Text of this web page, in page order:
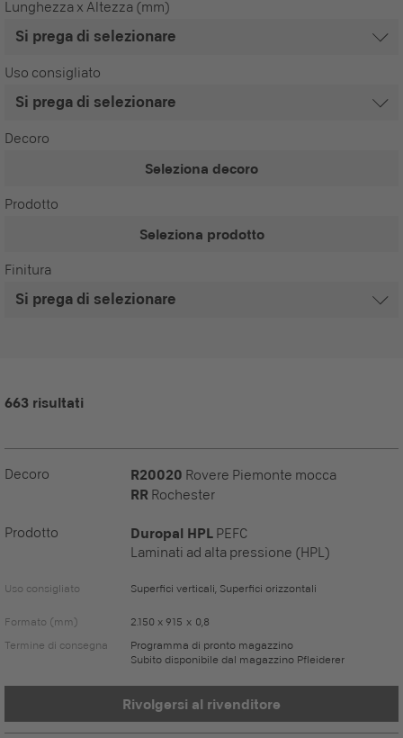
Lunghezza x Altezza (mm)
Uso consigliato
Decoro
Seleziona decoro
Prodotto
Seleziona prodotto
Finitura
663 risultati
Decoro R20020 Rovere Piemonte mocca
RR Rochester
Prodotto Duropal HPL PEFC
Laminati ad alta pressione (HPL)
Uso consigliato Superfici verticali, Superfici orizzontali
Formato (mm)
2.150 x 915 x 0,8
Termine di consegna
Programma di pronto magazzino
Subito disponibile dal magazzino Pfleiderer
Rivolgersi al rivenditore